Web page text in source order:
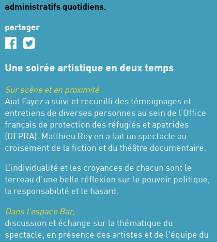
administratifs quotidiens.
partager
Une soirée artistique en deux temps
Sur scène et en proximité
Aiat Fayez a suivi et recueilli des témoignages et
entretiens de diverses personnes au sein de l’Office
français de protection des réfugiés et apatrides
(OFPRA). Matthieu Roy en a fait un spectacle au
croisement de la fiction et du théâtre documentaire.
L’individualité et les croyances de chacun sont le
terreau d’une belle réflexion sur le pouvoir politique,
la responsabilité et le hasard.
Dans l’espace Bar,
discussion et échange sur la thématique du
spectacle, en présence des artistes et de l'équipe du